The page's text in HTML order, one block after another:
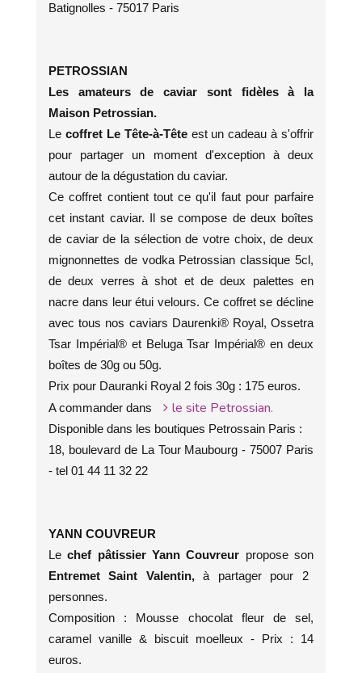
Batignolles - 75017 Paris
PETROSSIAN
Les amateurs de caviar sont fidèles à la
Maison Petrossian.
Le coffret Le Tête-à-Tête est un cadeau à s'offrir
pour partager un moment d'exception à deux
autour de la dégustation du caviar.
Ce coffret contient tout ce qu'il faut pour parfaire
cet instant caviar. Il se compose de deux boîtes
de caviar de la sélection de votre choix, de deux
mignonnettes de vodka Petrossian classique 5cl,
de deux verres à shot et de deux palettes en
nacre dans leur étui velours. Ce coffret se décline
avec tous nos caviars Daurenki® Royal, Ossetra
Tsar Impérial® et Beluga Tsar Impérial® en deux
boîtes de 30g ou 50g.
Prix pour Dauranki Royal 2 fois 30g : 175 euros.
A commander dans
le site Petrossian.
Disponible dans les boutiques Petrossain Paris :
18, boulevard de La Tour Maubourg - 75007 Paris
- tel 01 44 11 32 22
YANN COUVREUR
Lechef pâtissier Yann Couvreur propose son
Entremet Saint Valentin,à partager pour 2
personnes.
Composition : Mousse chocolat fleur de sel,
caramel vanille & biscuit moelleux - Prix : 14
euros.